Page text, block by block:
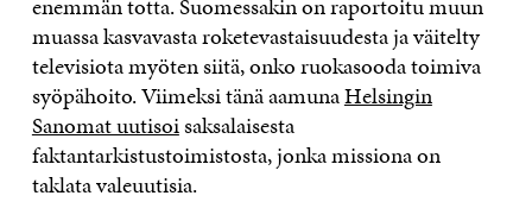
enemmän totta. Suomessakin on raportoitu muun
muassa kasvavasta roketevastaisuudesta ja väitelty
televisiota myöten siitä, onko ruokasooda toimiva
syöpähoito. Viimeksi tänä aamunaHelsingin
Sanomat uutisoisaksalaisesta
faktantarkistustoimistosta, jonka missiona on
taklata valeuutisia.